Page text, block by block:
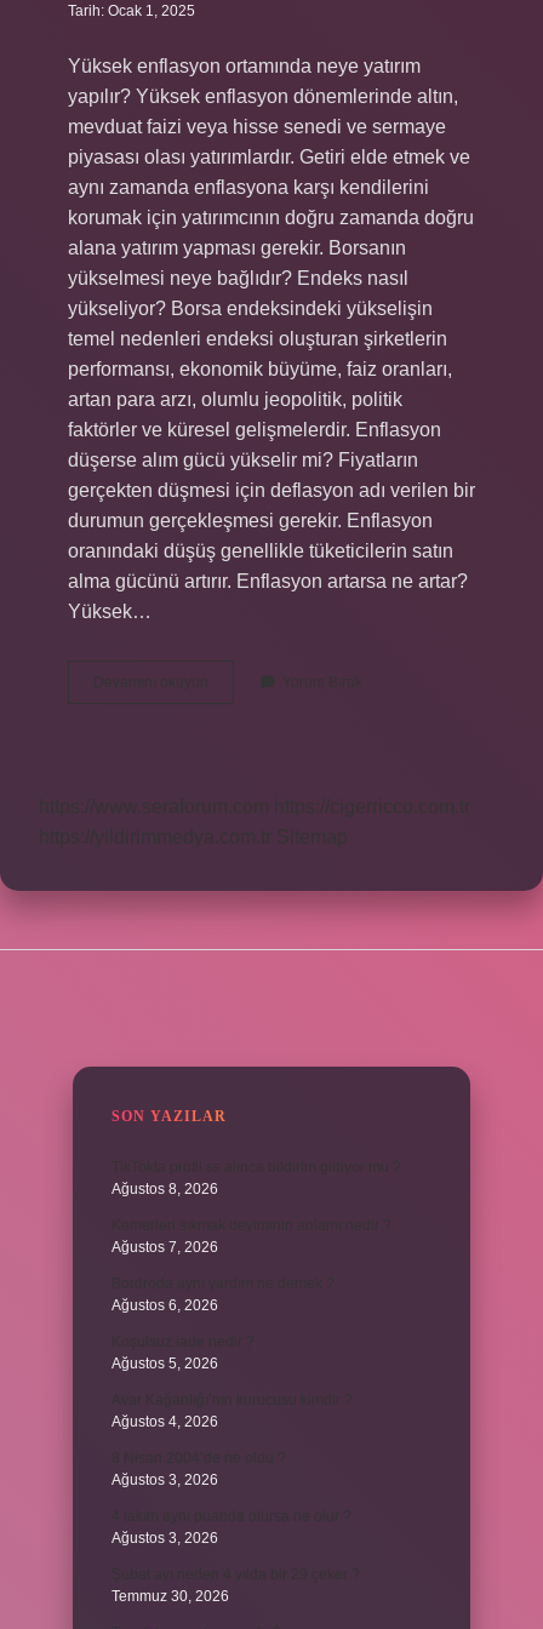
Tarih: Ocak 1, 2025
Yüksek enflasyon ortamında neye yatırım
yapılır? Yüksek enflasyon dönemlerinde altın,
mevduat faizi veya hisse senedi ve sermaye
piyasası olası yatırımlardır. Getiri elde etmek ve
aynı zamanda enflasyona karşı kendilerini
korumak için yatırımcının doğru zamanda doğru
alana yatırım yapması gerekir. Borsanın
yükselmesi neye bağlıdır? Endeks nasıl
yükseliyor? Borsa endeksindeki yükselişin
temel nedenleri endeksi oluşturan şirketlerin
performansı, ekonomik büyüme, faiz oranları,
artan para arzı, olumlu jeopolitik, politik
faktörler ve küresel gelişmelerdir. Enflasyon
düşerse alım gücü yükselir mi? Fiyatların
gerçekten düşmesi için deflasyon adı verilen bir
durumun gerçekleşmesi gerekir. Enflasyon
oranındaki düşüş genellikle tüketicilerin satın
alma gücünü artırır. Enflasyon artarsa ne artar?
Yüksek…
Devamını okuyun
Enflasyon
Yüksek
Yorum Bırak
https://www.seraforum.com
https://cigerricco.com.tr
https://yildirimmedya.com.tr
Sitemap
SON YAZILAR
Ağustos 8, 2026
Ağustos 7, 2026
Ağustos 6, 2026
Ağustos 5, 2026
Ağustos 4, 2026
Ağustos 3, 2026
Ağustos 3, 2026
Temmuz 30, 2026